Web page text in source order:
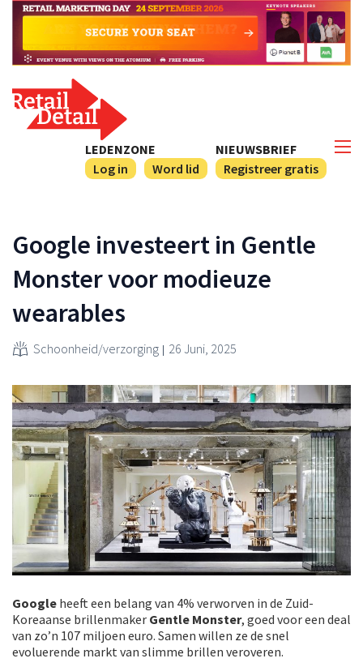
NIEUWSBRIEF
Registreer gratis
LEDENZONE
Log in
Word lid
Google investeert in Gentle
Monster voor modieuze
wearables
Schoonheid/verzorging 26 Juni, 2025
Google heeft een belang van 4% verworven in de Zuid-
Koreaanse brillenmaker Gentle Monster, goed voor een deal
van zo’n 107 miljoen euro. Samen willen ze de snel
evoluerende markt van slimme brillen veroveren.